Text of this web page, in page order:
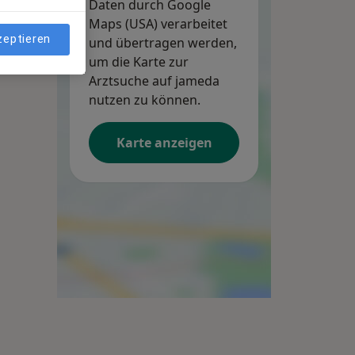
Daten durch Google
Maps (USA) verarbeitet
und übertragen werden,
um die Karte zur
Arztsuche auf jameda
nutzen zu können.
Karte anzeigen